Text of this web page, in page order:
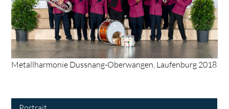
Metallharmonie Dussnang-Oberwangen, Laufenburg 2018